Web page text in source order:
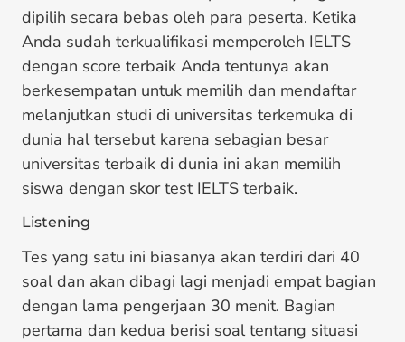
dipilih secara bebas oleh para peserta. Ketika
Anda sudah terkualifikasi memperoleh IELTS
dengan score terbaik Anda tentunya akan
berkesempatan untuk memilih dan mendaftar
melanjutkan studi di universitas terkemuka di
dunia hal tersebut karena sebagian besar
universitas terbaik di dunia ini akan memilih
siswa dengan skor test IELTS terbaik.
Listening
Tes yang satu ini biasanya akan terdiri dari 40
soal dan akan dibagi lagi menjadi empat bagian
dengan lama pengerjaan 30 menit. Bagian
pertama dan kedua berisi soal tentang situasi